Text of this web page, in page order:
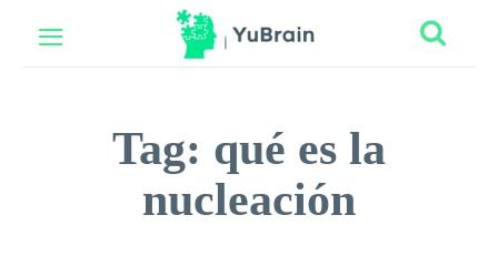
Tag: qué es la
nucleación